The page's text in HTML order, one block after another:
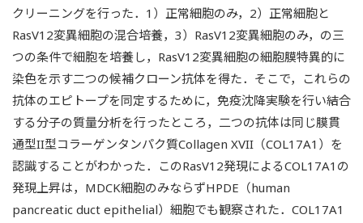
クリーニングを行った．1）正常細胞のみ，2）正常細胞と
RasV12変異細胞の混合培養，3）RasV12変異細胞のみ，の三
つの条件で細胞を培養し，RasV12変異細胞の細胞膜特異的に
染色を示す二つの候補クローン抗体を得た．そこで，これらの
抗体のエピトープを同定するために，免疫沈降実験を行い結合
する分子の質量分析を行ったところ，二つの抗体は同じ膜貫
通型II型コラーゲンタンパク質Collagen XVII（COL17A1）を
認識することがわかった．このRasV12発現によるCOL17A1の
発現上昇は，MDCK細胞のみならずHPDE（human
pancreatic duct epithelial）細胞でも観察された．COL17A1